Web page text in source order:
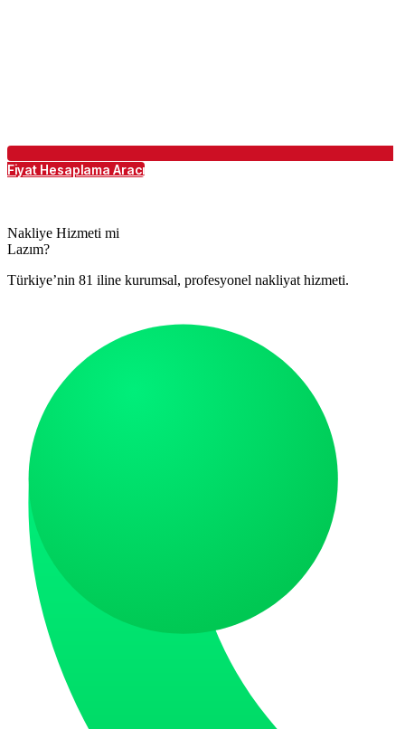
Fiyat Hesaplama Aracı
Nakliye Hizmeti mi
Lazım?
Türkiye’nin 81 iline kurumsal, profesyonel nakliyat hizmeti.